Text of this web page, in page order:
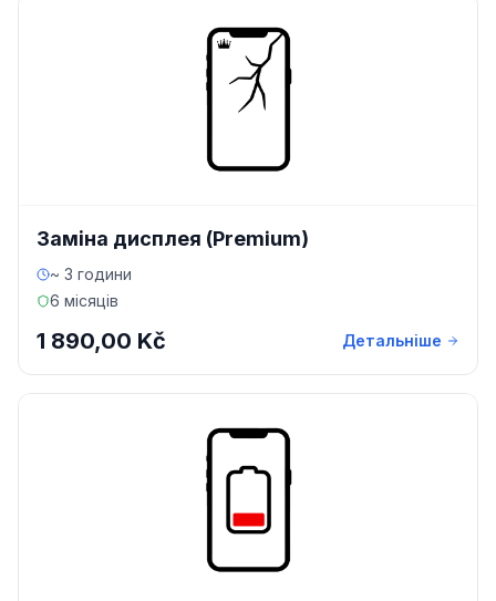
Заміна дисплея (Premium)
~ 3 години
6 місяців
1 890,00 Kč Детальніше